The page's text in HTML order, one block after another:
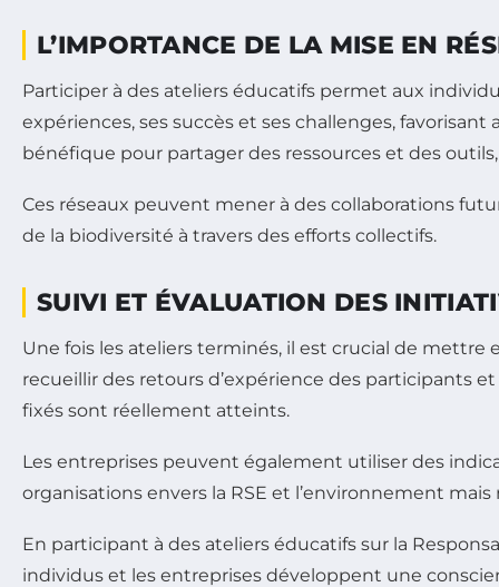
L’IMPORTANCE DE LA MISE EN
Participer à des ateliers éducatifs permet aux
expériences, ses succès et ses challenges,
bénéfique pour partager des ressources et des
Ces réseaux peuvent mener à des collaborations
de la biodiversité à travers des efforts collectifs.
SUIVI ET ÉVALUATION DES
Une fois les ateliers terminés, il est crucial de mettre
recueillir des retours d’expérience des participants
fixés sont réellement atteints.
Les entreprises peuvent également utiliser des
organisations envers la RSE et l’environnement
En participant à des ateliers éducatifs sur la
individus et les entreprises développent une